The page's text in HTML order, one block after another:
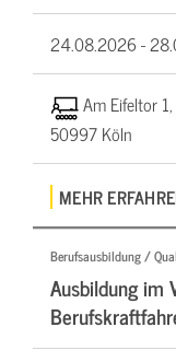
24.08.2026 -
Am Eifeltor 1,
50997 Köln
MEHR
Berufsausbildung /
Ausbildung im